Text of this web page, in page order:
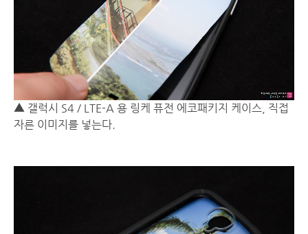
▲ 갤럭시 S4 / LTE-A 용 링케 퓨전 에코패키지 케이스, 직접
자른 이미지를 넣는다.